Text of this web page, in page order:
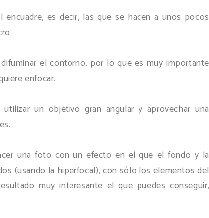
es decir, las que se hacen a unos pocos
el contorno, por lo que es muy importante
enfocar.
un objetivo gran angular y aprovechar una
una foto con un efecto en el que el fondo y la
(usando la hiperfocal), con sólo los elementos del
muy interesante el que puedes conseguir,